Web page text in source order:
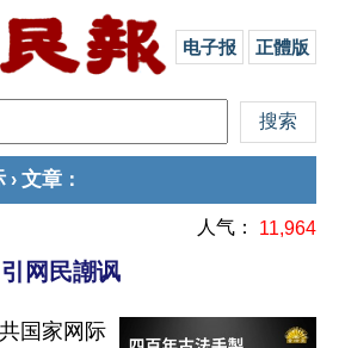
电子报 正體版
› 文章 ：
人气： 11,964
网民謿讽
国家网际